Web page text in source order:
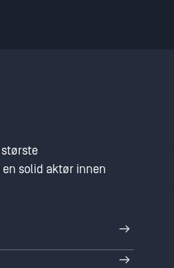
største
solid aktør innen